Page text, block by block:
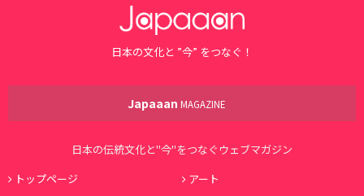
日本の文化と ”今” をつなぐ！
Japaaan MAGAZINE
日本の伝統文化と"今"をつなぐウェブマガジン
トップページ
アート